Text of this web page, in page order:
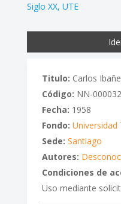
Siglo XX UTE
Titulo: Carlos
Código: NN-
Fecha: 1958
Fondo: Universidad
Sede: Santiago
Autores:
Condiciones de
Uso mediante